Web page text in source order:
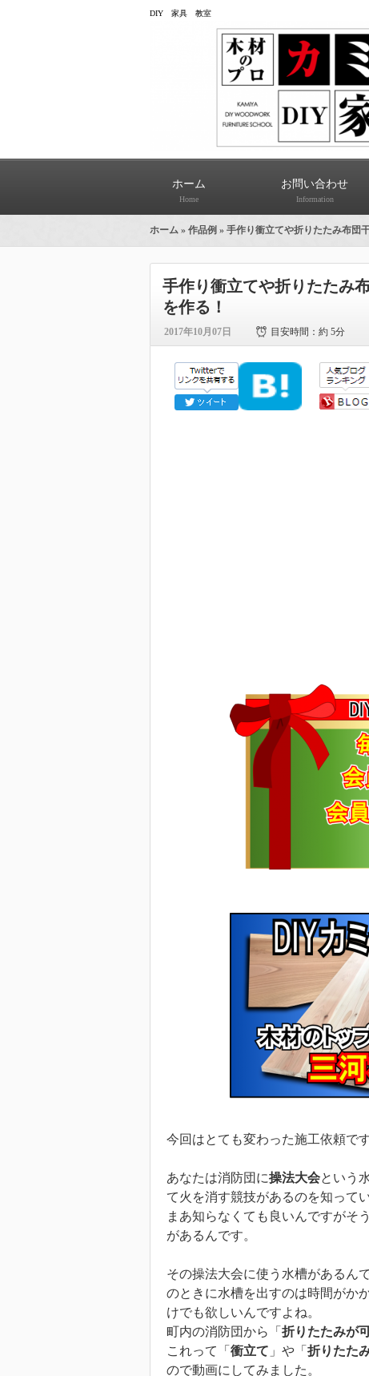
DIY 家具 教室
ホーム
Home
お問い合わせ
Information
ホーム » 作品例 » 手作り衝立てや折りたたみ布団
手作り衝立てや折りたたみ
を作る！
2017年10月07日 目安時間：約 5分
今回はとても変わった施工依頼です
あなたは消防団に操法大会という
て火を消す競技があるのを知って
まあ知らなくても良いんですがそ
があるんです。
その操法大会に使う水槽があるん
のときに水槽を出すのは時間がか
けでも欲しいんですよね。
町内の消防団から「 折りたたみが
これって「 衝立て 」や「 折りたた
ので動画にしてみました。